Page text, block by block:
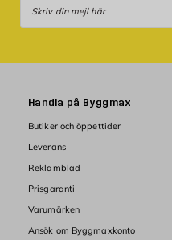
Handla på Byggmax
Butiker och öppettider
Leverans
Reklamblad
Prisgaranti
Varumärken
Ansök om Byggmaxkonto